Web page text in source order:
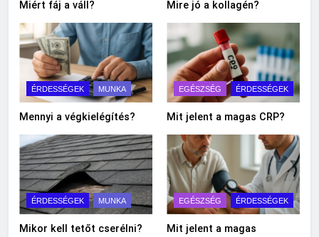
Miért fáj a váll? Mire jó a kollagén?
ÉRDESSÉGEK MUNKA
Mennyi a végkielégítés?
EGÉSZSÉG ÉRDESSÉGEK
Mit jelent a magas CRP?
ÉRDESSÉGEK MUNKA
Mikor kell tetőt cserélni?
EGÉSZSÉG ÉRDESSÉGEK
Mit jelent a magas